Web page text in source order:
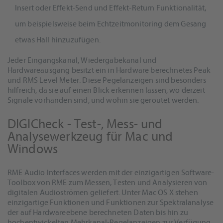
Insert oder Effekt-Send und Effekt-Return Funktionalität,
um beispielsweise beim Echtzeitmonitoring dem Gesang
etwas Hall hinzuzufügen.
Jeder Eingangskanal, Wiedergabekanal und
Hardwareausgang besitzt ein in Hardware berechnetes Peak
und RMS Level Meter. Diese Pegelanzeigen sind besonders
hilfreich, da sie auf einen Blick erkennen lassen, wo derzeit
Signale vorhanden sind, und wohin sie geroutet werden.
DIGICheck - Test-, Mess- und
Analysewerkzeug für Mac und
Windows
RME Audio Interfaces werden mit der einzigartigen Software-
Toolbox von RME zum Messen, Testen und Analysieren von
digitalen Audioströmen geliefert. Unter Mac OS X stehen
einzigartige Funktionen und Funktionen zur Spektralanalyse
der auf Hardwareebene berechneten Daten bis hin zu